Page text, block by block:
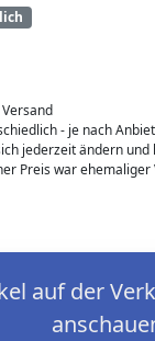
- je nach
jederzeit ändern und
Preis war ehemaliger
auf der